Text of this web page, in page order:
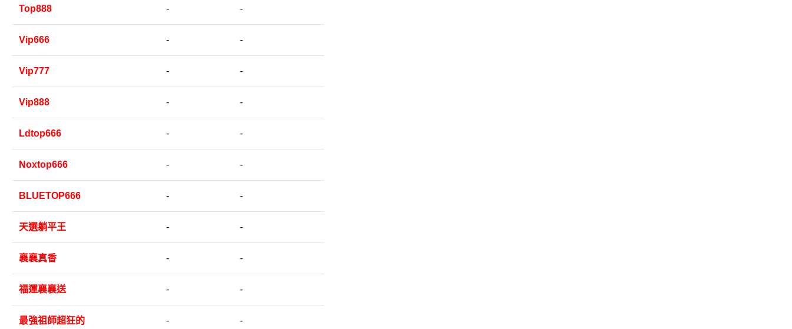
Top888 - -
Vip666 - -
Vip777 - -
Vip888 - -
Ldtop666 - -
Noxtop666 - -
BLUETOP666 - -
天選躺平王 - -
襄襄真香 - -
福運襄襄送 - -
最強祖師超狂的 - -